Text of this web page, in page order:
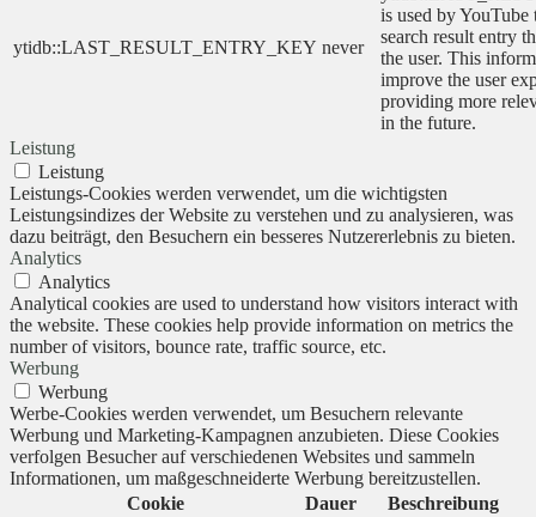
ytidb::LAST_RESULT_ENTRY_KEY never
is used by YouTube
search result entry
the user. This
improve the user
providing more
in the future.
Leistung
Leistung
Leistungs-Cookies werden verwendet, um die wichtigsten
Leistungsindizes der Website zu verstehen und zu analysieren, was
dazu beiträgt, den Besuchern ein besseres Nutzererlebnis zu bieten.
Analytics
Analytics
Analytical cookies are used to understand how visitors interact with
the website. These cookies help provide information on metrics the
number of visitors, bounce rate, traffic source, etc.
Werbung
Werbung
Werbe-Cookies werden verwendet, um Besuchern relevante
Werbung und Marketing-Kampagnen anzubieten. Diese Cookies
verfolgen Besucher auf verschiedenen Websites und sammeln
Informationen, um maßgeschneiderte Werbung bereitzustellen.
Cookie
Dauer Beschreibung